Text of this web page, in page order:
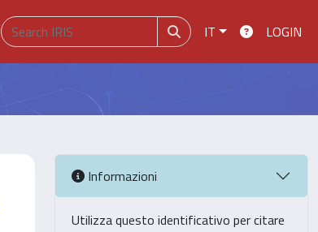
IT LOGIN
Informazioni
Utilizza questo identificativo per citare